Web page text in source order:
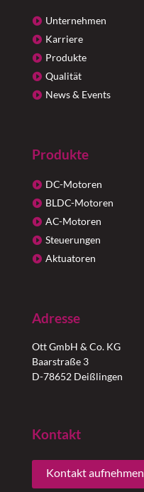
Unternehmen
Karriere
Produkte
Qualität
News & Events
Produkte
DC-Motoren
BLDC-Motoren
AC-Motoren
Steuerungen
Aktuatoren
Adresse
Ott GmbH & Co. KG
Baarstraße 3
D-78652 Deißlingen
Kontakt
Kontakt aufnehmen